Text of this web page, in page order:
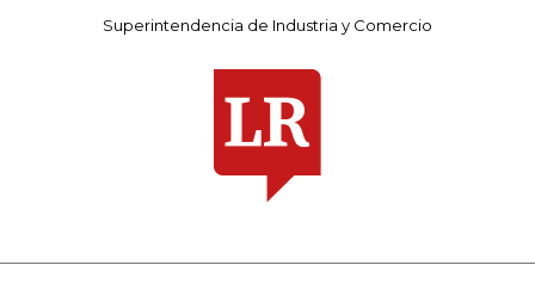
Superintendencia de Industria y Comercio